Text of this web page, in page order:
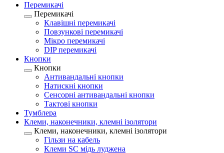
Перемикачі
Перемикачі
Клавішні перемикачі
Повзункові перемикачі
Мікро перемикачі
DIP перемикачі
Кнопки
Кнопки
Антивандальні кнопки
Натискні кнопки
Сенсорні антивандальні кнопки
Тактові кнопки
Тумблера
Клеми, наконечники, клемні ізолятори
Клеми, наконечники, клемні ізолятори
Гільзи на кабель
Клеми SC мідь луджена